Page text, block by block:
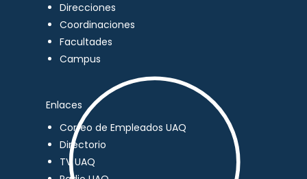
Direcciones
Coordinaciones
Facultades
Campus
Enlaces
Correo de Empleados UAQ
Directorio
TV UAQ